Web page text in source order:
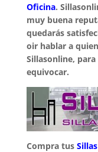
Oficina.
muy buena
quedarás
oir hablar a
Sillasonline,
equivocar.
Compra tus